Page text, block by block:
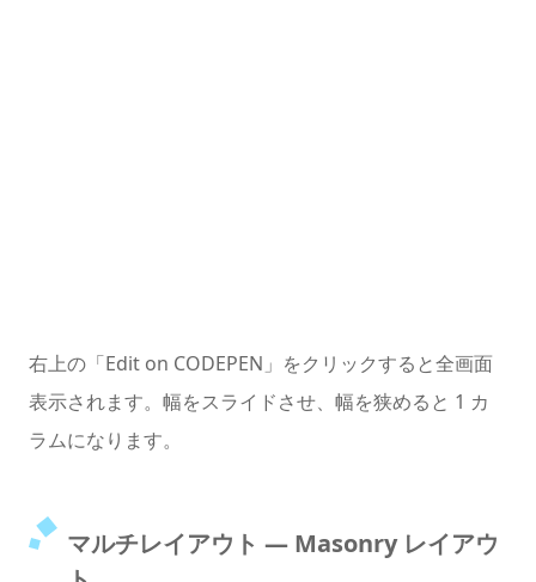
右上の「Edit on CODEPEN」をクリックすると全画面
表示されます。幅をスライドさせ、幅を狭めると 1 カ
ラムになります。
マルチレイアウト ― Masonry レイアウ